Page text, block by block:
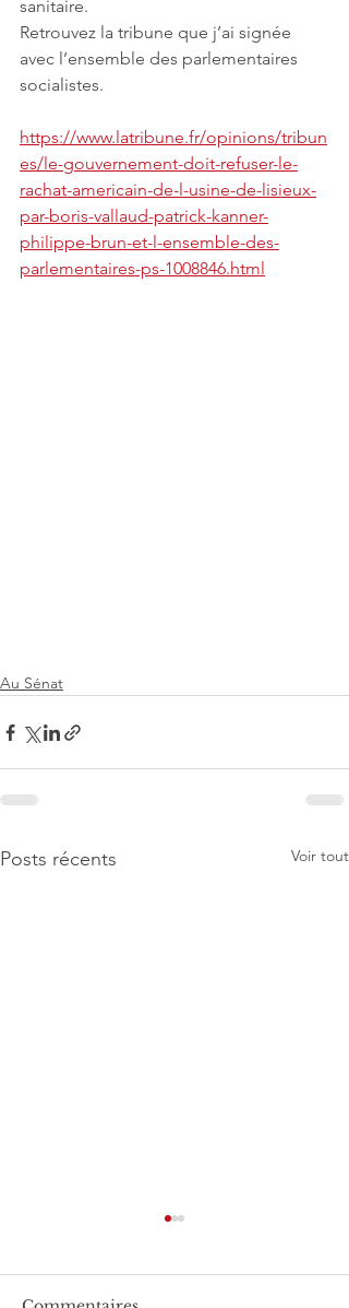
sanitaire.
Retrouvez la tribune que j’ai signée
avec l’ensemble des parlementaires
socialistes.
https://www.latribune.fr/opinions/tribun
es/le-gouvernement-doit-refuser-le-
rachat-americain-de-l-usine-de-lisieux-
par-boris-vallaud-patrick-kanner-
philippe-brun-et-l-ensemble-des-
parlementaires-ps-1008846.html
Au Sénat
Posts récents Voir tout